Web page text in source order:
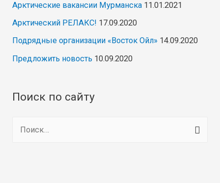
Арктические вакансии Мурманска 11.01.2021
Арктический РЕЛАКС! 17.09.2020
Подрядные организации «Восток Ойл» 14.09.2020
Предложить новость 10.09.2020
Поиск по сайту